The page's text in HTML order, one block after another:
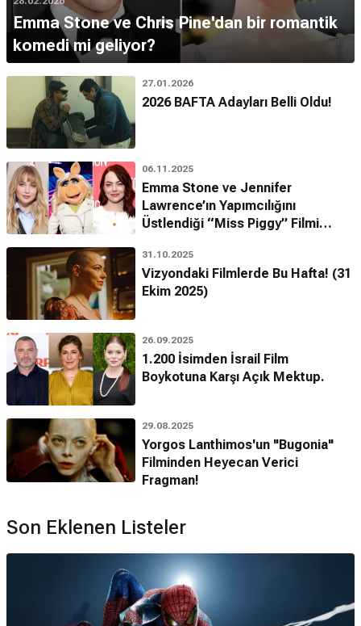
Emma Stone aslen nereli?
İsveçkökenli bir büyükbabaya sahip olan oyuncu aslen
Arizona,ABD'lidir.
Annesi kim?
Annesi ev hanımı olan
Krista Jean Stone'dur.
Emma Stone babası kim?
Babası müteahhit ve yönetici olan
Gerçek adı ne?
Gerçek adıEmily Jean Stone'dur.
Emma Stone kaç kardeşi var?
Spenceradında kendisinden iki yaş küçük bir
bulunmaktadır.
Hangi lise mezunu?
Xavier College Preparatory
ancak oyunculuk kariyeri içinliseyi bırakmış
evdedevam etmiştir.
Emma Stone oyunculuğa nasıl başladı?
Kariyerine 2000 yılında çocukken
tiyatro oyunuyla başlamıştır.
Hangi projeyle ünlü oldu?
2007 yapımı gençlik komedisiÇok Fena
Emma Stone kaç yaşında oyunculuğa başladı?
İlk sahne deneyimini11yaşında yaşamıştır.
Hangi karakterle tanındı?
İnanılmaz Örümcek Adamserisindeki
Adı
Emma Stone ve Chris Pine'dan bir romantik
komedi mi geliyor?
27.01.2026
2026 BAFTA Adayları Belli Oldu!
06.11.2025
Emma Stone ve Jennifer
Lawrence’ın Yapımcılığını
Üstlendiği “Miss Piggy” Filmi
31.10.2025
Vizyondaki Filmlerde Bu Hafta! (31
Ekim 2025)
26.09.2025
1.200 İsimden İsrail Film
Boykotuna Karşı Açık Mektup.
29.08.2025
Yorgos Lanthimos'un "Bugonia"
Filminden Heyecan Verici
Fragman!
Son Eklenen Listeler